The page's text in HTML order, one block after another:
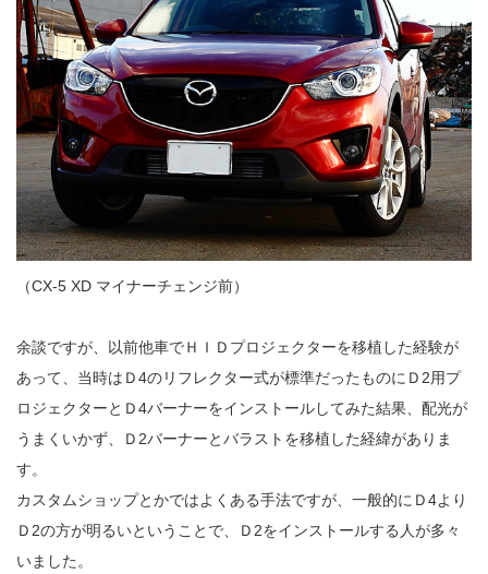
（CX-5 XD マイナーチェンジ前）
余談ですが、以前他車でＨＩＤプロジェクターを移植した経験が
あって、当時はＤ4のリフレクター式が標準だったものにＤ2用プ
ロジェクターとＤ4バーナーをインストールしてみた結果、配光が
うまくいかず、Ｄ2バーナーとバラストを移植した経緯がありま
す。
カスタムショップとかではよくある手法ですが、一般的にＤ4より
Ｄ2の方が明るいということで、Ｄ2をインストールする人が多々
いました。